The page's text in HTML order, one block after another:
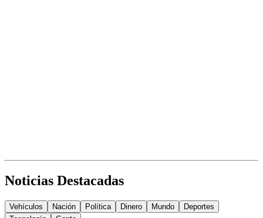
Noticias Destacadas
Vehículos Nación Política Dinero Mundo
Deportes